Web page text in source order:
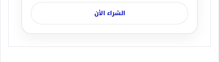
الشراء الأن